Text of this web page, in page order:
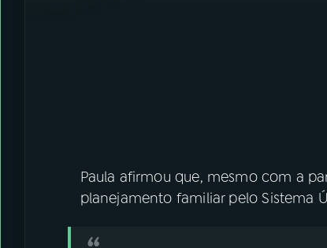
Paula afirmou que, mesmo com a
planejamento familiar pelo Sistema